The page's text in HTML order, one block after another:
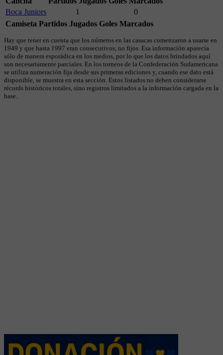
Boca Juniors
1
0
Camiseta Partidos Jugados Goles Marcados
Hay que tener en cuenta que los números en las casacas comenzaron a usarse en
1949 y que hasta 1997 eran consecutivos, no fijos. Esa información aparecía
sólo de manera esporádica en los medios, por lo que los datos brindados aquí
son necesariamente parciales. En los torneos de la Confederación Sudamericana
se utiliza numeración fija desde sus primeras ediciones y, cuando ese dato está
disponible, se muestra en esta sección. Estos listados no deben considerarse
récords históricos totales, sino registros limitados a la información cargada en la
base.